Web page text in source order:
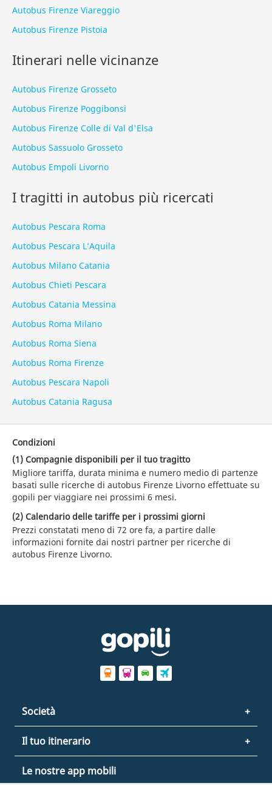
Autobus Firenze Viareggio
Autobus Firenze Pistoia
Itinerari nelle vicinanze
Autobus Firenze Grosseto
Autobus Firenze Poggibonsi
Autobus Firenze Colle di Val d'Elsa
Autobus Sassuolo Grosseto
Autobus Empoli Livorno
I tragitti in autobus più ricercati
Autobus Pescara Roma
Autobus Pescara L’Aquila
Autobus Milano Catania
Autobus Chieti Pescara
Autobus Catania Messina
Autobus Roma Milano
Autobus Roma Siena
Autobus Roma Firenze
Autobus Pescara Napoli
Autobus Catania Ragusa
Condizioni
(1) Compagnie disponibili per il tuo tragitto
Migliore tariffa, durata minima e numero medio di partenze
basati sulle ricerche di autobus Firenze Livorno effettuate su
gopili per viaggiare nei prossimi 6 mesi.
(2) Calendario delle tariffe per i prossimi giorni
Prezzi constatati meno di 72 ore fa, a partire dalle
informazioni fornite dai nostri partner per ricerche di
autobus Firenze Livorno.
Società
Il tuo itinerario
Le nostre app mobili